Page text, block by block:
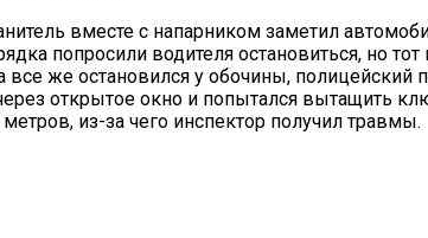
вместе с напарником заметил
попросили водителя остановиться, но тот
все же остановился у обочины,
открытое окно и попытался вытащить
из-за чего инспектор получил травмы.